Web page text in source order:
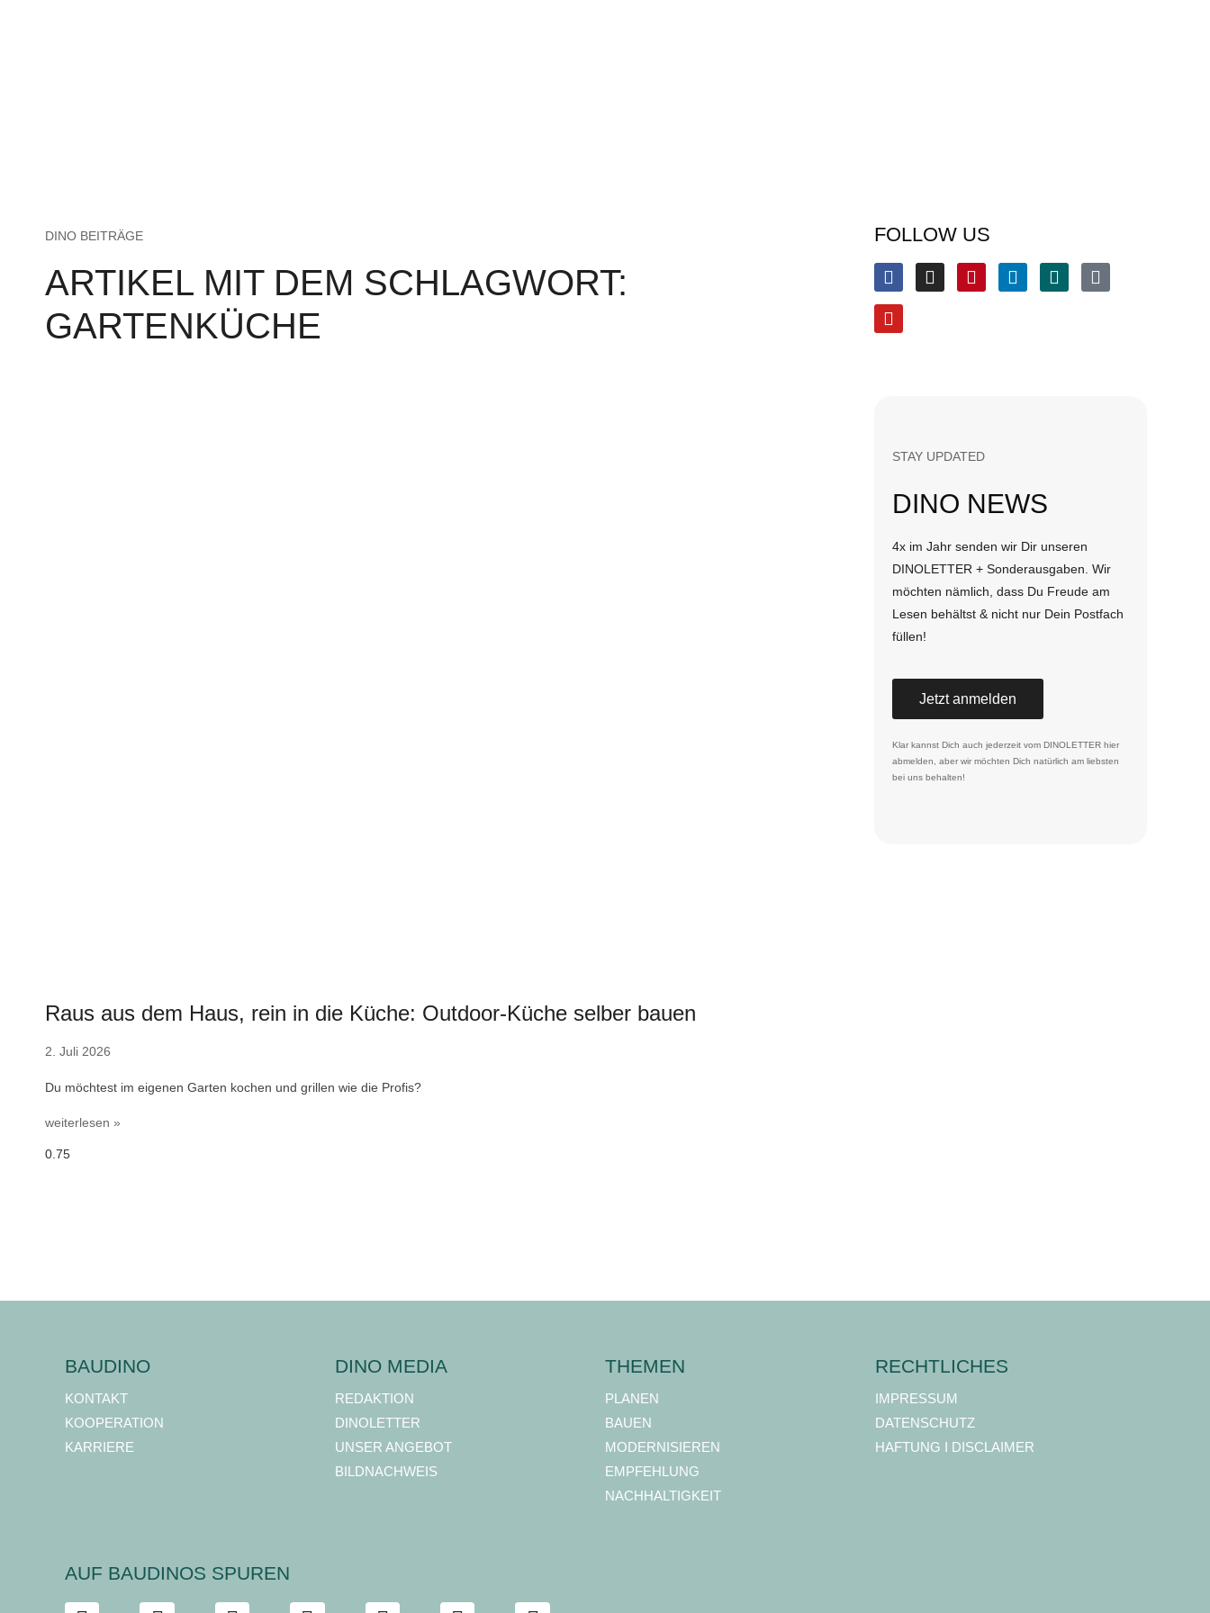
DINO BEITRÄGE
ARTIKEL MIT DEM SCHLAGWORT:
GARTENKÜCHE
Raus aus dem Haus, rein in die Küche: Outdoor-Küche selber bauen
2. Juli 2026
Du möchtest im eigenen Garten kochen und grillen wie die Profis?
weiterlesen »
FOLLOW US
STAY UPDATED
DINO NEWS
4x im Jahr senden wir Dir unseren
DINOLETTER + Sonderausgaben. Wir
möchten nämlich, dass Du Freude am
Lesen behältst & nicht nur Dein Postfach
füllen!
Jetzt anmelden
Klar kannst Dich auch jederzeit vom DINOLETTER hier
abmelden, aber wir möchten Dich natürlich am liebsten
bei uns behalten!
BAUDINO
KONTAKT
KOOPERATION
KARRIERE
DINO MEDIA
REDAKTION
DINOLETTER
UNSER ANGEBOT
BILDNACHWEIS
THEMEN
PLANEN
BAUEN
MODERNISIEREN
EMPFEHLUNG
NACHHALTIGKEIT
RECHTLICHES
IMPRESSUM
DATENSCHUTZ
HAFTUNG I DISCLAIMER
AUF BAUDINOS SPUREN